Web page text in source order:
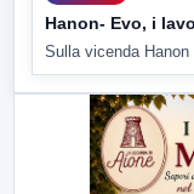
Hanon- Evo, i
Sulla vicenda Hanon